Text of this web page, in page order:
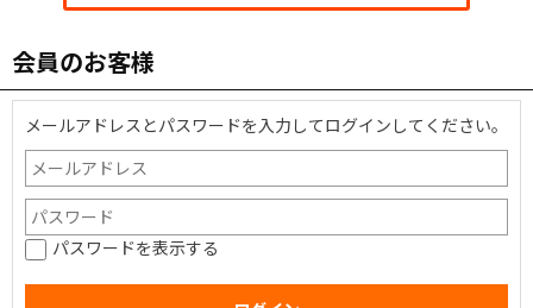
会員のお客様
メールアドレスとパスワードを入力してログインしてください。
パスワードを表示する